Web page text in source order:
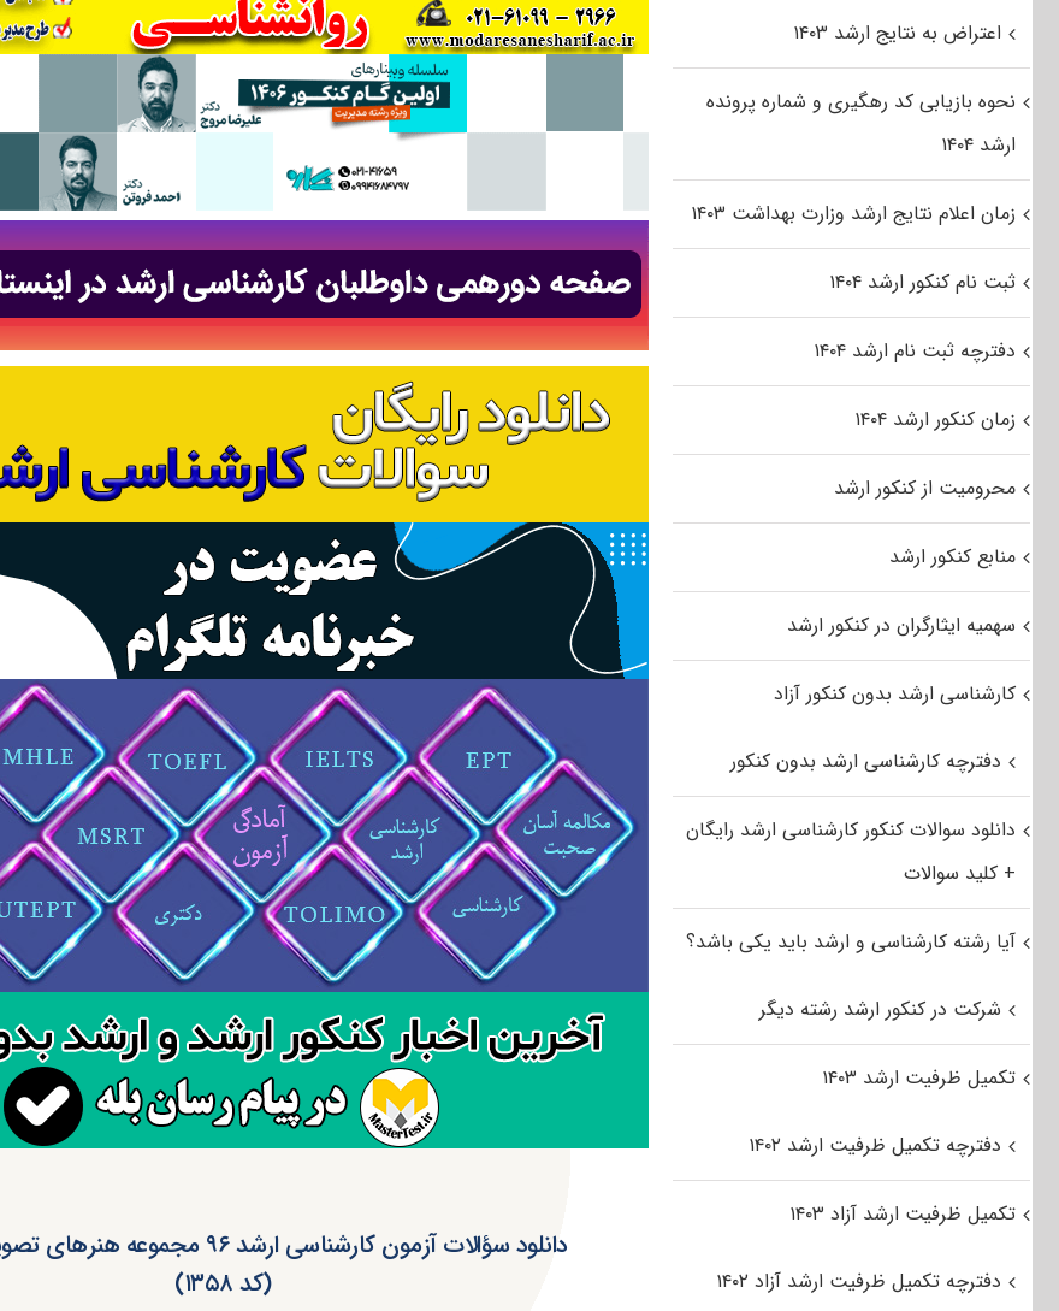
دانلود سؤالات آزمون کارشناسی ارشد ۹۶
(کد ۱۳۵۸)
اعتراض به نتایج ارشد ۱۴۰۳
نحوه بازیابی کد رهگیری و شماره پرونده
ارشد ۱۴۰۴
زمان اعلام نتایج ارشد وزارت بهداشت ۱۴۰۳
ثبت نام کنکور ارشد ۱۴۰۴
دفترچه ثبت نام ارشد ۱۴۰۴
زمان کنکور ارشد ۱۴۰۴
محرومیت از کنکور ارشد
منابع کنکور ارشد
سهمیه ایثارگران در کنکور ارشد
کارشناسی ارشد بدون کنکور آزاد
دفترچه کارشناسی ارشد بدون کنکور
دانلود سوالات کنکور کارشناسی ارشد رایگان
+ کلید سوالات
آیا رشته کارشناسی و ارشد باید یکی باشد؟
شرکت در کنکور ارشد رشته دیگر
تکمیل ظرفیت ارشد ۱۴۰۳
دفترچه تکمیل ظرفیت ارشد ۱۴۰۲
تکمیل ظرفیت ارشد آزاد ۱۴۰۳
دفترچه تکمیل ظرفیت ارشد آزاد ۱۴۰۲